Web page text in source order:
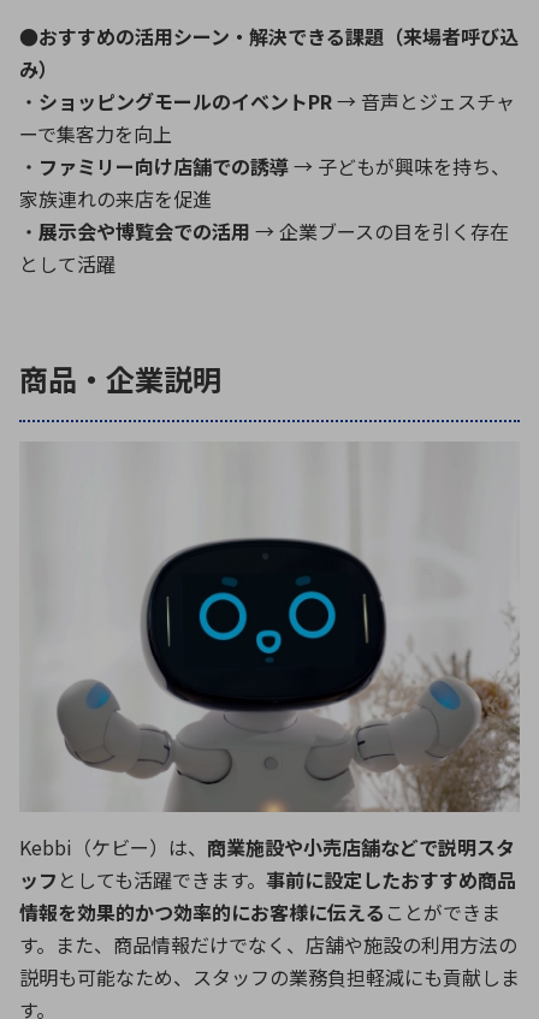
●おすすめの活用シーン・解決できる課題（来場者呼び込
み）
・ ショッピングモールのイベントPR→ 音声とジェスチャ
ーで集客力を向上
・ ファミリー向け店舗での誘導→ 子どもが興味を持ち、
家族連れの来店を促進
・ 展示会や博覧会での活用 → 企業ブースの目を引く存在
として活躍
商品・企業説明
Kebbi（ケビー）は、 商業施設や小売店舗などで説明スタ
ッフ としても活躍できます。 事前に設定したおすすめ商品
情報を効果的かつ効率的にお客様に伝える ことができま
す。また、商品情報だけでなく、店舗や施設の利用方法の
説明も可能なため、スタッフの業務負担軽減にも貢献しま
す。